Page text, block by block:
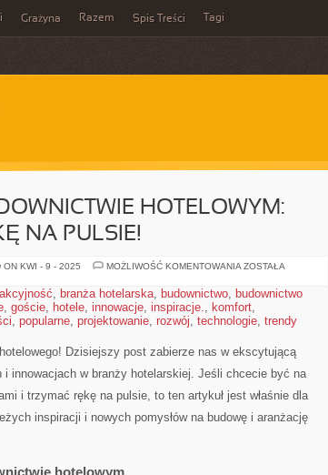
Grażyna Razem Spis Treści Tagi
HOTELOWYM:
NA PULSIE!
ON KWI - 9 - 2025 MOŻLIWOŚĆ KOMENTOWANIA NOWOŚCI
HOTELOWYM:
TRZYMAJCIE
RĘKĘ
NA
ZOSTAŁA
, branża hotelarska, budownictwo, budownictwo
, goście, hotele, innowacje, inspiracje., komfort,
, popularne, projektowanie, rozwój, technologie, trendy
Dzisiejszy⁤ post zabierze⁤ nas⁢ w‌ ekscytującą‍
i innowacjach ‍w branży hotelarskiej. Jeśli chcecie być na​
i trzymać ⁣rękę⁤ na pulsie, to ten artykuł ⁤jest⁣ właśnie dla
inspiracji i ​nowych pomysłów na budowę ‍i ​aranżację
hotelowym